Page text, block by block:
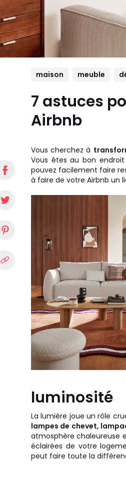
maison meuble
7 astuces
Airbnb
Vous cherchez à
Vous êtes au bon
pouvez facilement faire
à faire de votre Airbnb un
luminosité
La lumière joue un rôle
lampes de chevet,
atmosphère chaleureuse
éclairées de votre
peut faire toute la